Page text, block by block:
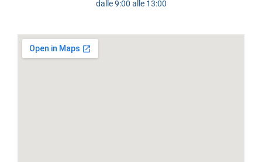
dalle 9:00 alle 13:00